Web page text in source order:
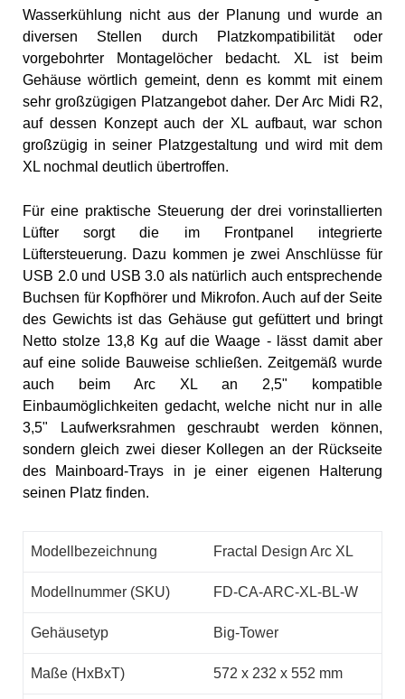
Wasserkühlung nicht aus der Planung und wurde an
diversen Stellen durch Platzkompatibilität oder
vorgebohrter Montagelöcher bedacht. XL ist beim
Gehäuse wörtlich gemeint, denn es kommt mit einem
sehr großzügigen Platzangebot daher. Der Arc Midi R2,
auf dessen Konzept auch der XL aufbaut, war schon
großzügig in seiner Platzgestaltung und wird mit dem
XL nochmal deutlich übertroffen.
Für eine praktische Steuerung der drei vorinstallierten
Lüfter sorgt die im Frontpanel integrierte
Lüftersteuerung. Dazu kommen je zwei Anschlüsse für
USB 2.0 und USB 3.0 als natürlich auch entsprechende
Buchsen für Kopfhörer und Mikrofon. Auch auf der Seite
des Gewichts ist das Gehäuse gut gefüttert und bringt
Netto stolze 13,8 Kg auf die Waage - lässt damit aber
auf eine solide Bauweise schließen. Zeitgemäß wurde
auch beim Arc XL an 2,5" kompatible
Einbaumöglichkeiten gedacht, welche nicht nur in alle
3,5" Laufwerksrahmen geschraubt werden können,
sondern gleich zwei dieser Kollegen an der Rückseite
des Mainboard-Trays in je einer eigenen Halterung
seinen Platz finden.
Modellbezeichnung Fractal Design Arc XL
Modellnummer (SKU) FD-CA-ARC-XL-BL-W
Gehäusetyp Big-Tower
Maße (HxBxT) 572 x 232 x 552 mm